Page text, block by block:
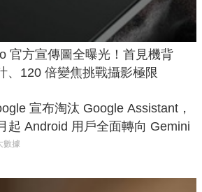
官方宣傳圖全曝光！首見機背
、120 倍變焦挑戰攝影極限
宣布淘汰 Google Assistant，
起 Android 用戶全面轉向 Gemini
數據